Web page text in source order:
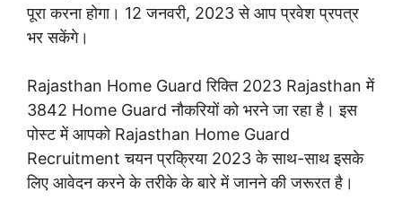
पूरा करना होगा। 12 जनवरी, 2023 से आप प्रवेश प्रपत्र
भर सकेंगे।
Rajasthan Home Guard रिक्ति 2023 Rajasthan में
3842 Home Guard नौकरियों को भरने जा रहा है। इस
पोस्ट में आपको Rajasthan Home Guard
Recruitment चयन प्रक्रिया 2023 के साथ-साथ इसके
लिए आवेदन करने के तरीके के बारे में जानने की जरूरत है।